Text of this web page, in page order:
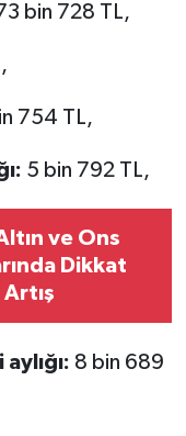
bin 728 TL,
754 TL,
5 bin 792 TL,
ve Ons
Dikkat
8 bin 689